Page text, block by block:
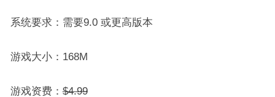
系统要求：需要9.0 或更高版本
游戏大小：168M
游戏资费：$4.99